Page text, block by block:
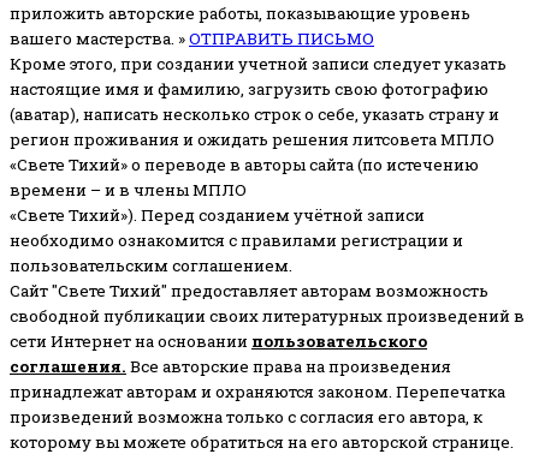
приложить авторские работы, показывающие уровень
вашего мастерства. »ОТПРАВИТЬ ПИСЬМО
Кроме этого, при создании учетной записи следует указать
настоящие имя и фамилию, загрузить свою фотографию
(аватар), написать несколько строк о себе, указать страну и
регион проживания и ожидать решения литсовета МПЛО
«Свете Тихий» о переводе в авторы сайта (по истечению
времени – и в члены МПЛО
«Свете Тихий»). Перед созданием учётной записи
необходимо ознакомится с правилами регистрации и
пользовательским соглашением.
Сайт "Свете Тихий" предоставляет авторам возможность
свободной публикации своих литературных произведений в
сети Интернет на основании пользовательского
соглашения. Все авторские права на произведения
принадлежат авторам и охраняются законом. Перепечатка
произведений возможна только с согласия его автора, к
которому вы можете обратиться на его авторской странице.